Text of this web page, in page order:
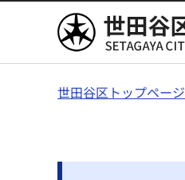
世田谷区
世田谷区トップページ